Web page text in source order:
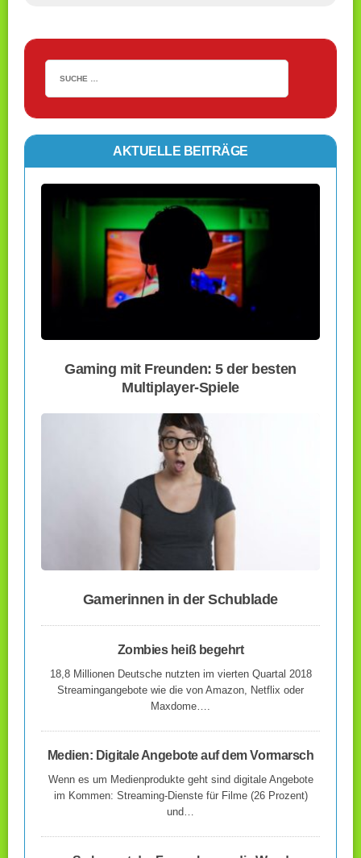
AKTUELLE BEITRÄGE
Gaming mit Freunden: 5 der besten
Multiplayer-Spiele
Gamerinnen in der Schublade
Zombies heiß begehrt
18,8 Millionen Deutsche nutzten im vierten Quartal 2018
Streamingangebote wie die von Amazon, Netflix oder
Maxdome….
Medien: Digitale Angebote auf dem Vormarsch
Wenn es um Medienprodukte geht sind digitale Angebote
im Kommen: Streaming-Dienste für Filme (26 Prozent)
und…